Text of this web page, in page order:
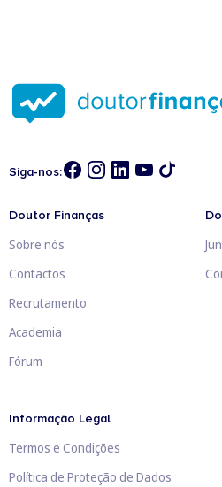
Siga-nos:
Doutor Finanças
Sobre nós
Contactos
Recrutamento
Academia
Fórum
Informação Legal
Termos e Condições
Política de Proteção de Dados